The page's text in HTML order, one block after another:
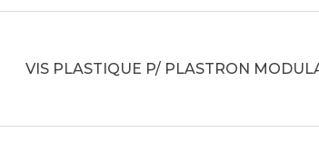
VIS PLASTIQUE P/ PLASTRON